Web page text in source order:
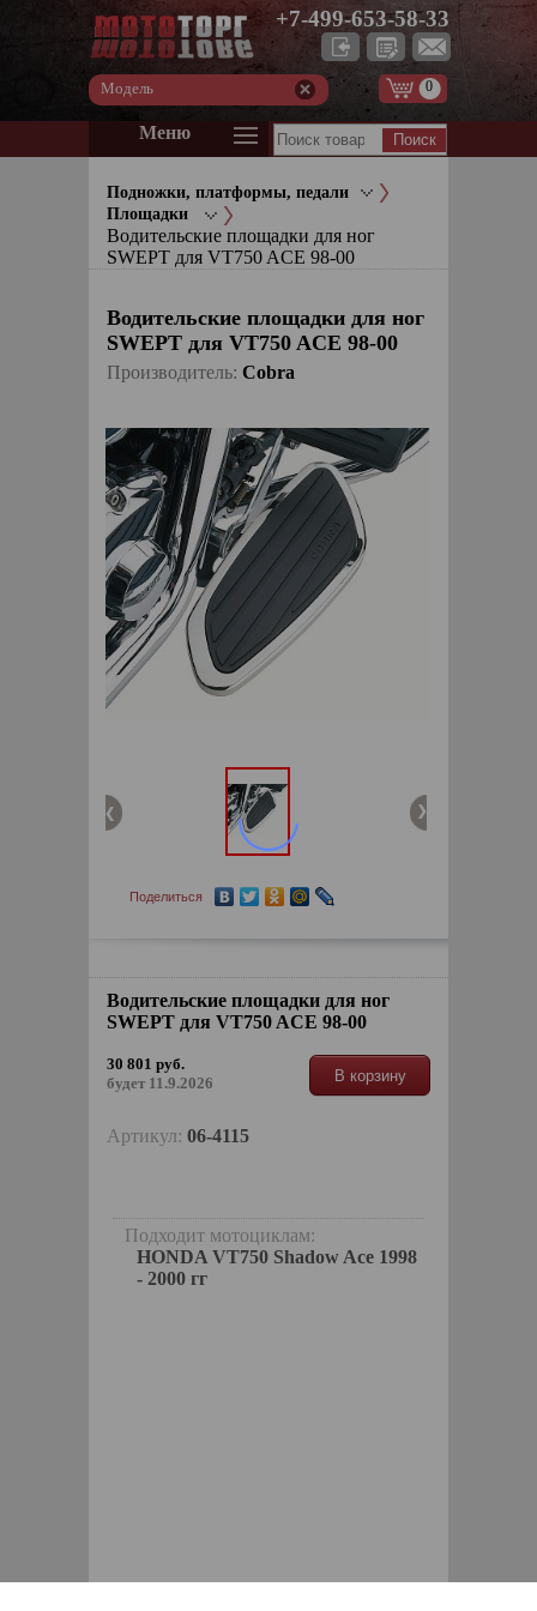
+7-499-653-58-33
Модель 0
Меню
Подножки, платформы, педали
Площадки
Водительские площадки для ног
SWEPT для VT750 ACE 98-00
Водительские площадки для ног
SWEPT для VT750 ACE 98-00
Производитель: Cobra
Поделиться
Водительские площадки для ног
SWEPT для VT750 ACE 98-00
30 801 руб.
будет 11.9.2026
В корзину
Артикул: 06-4115
Подходит мотоциклам:
HONDA VT750 Shadow Ace 1998
- 2000 гг